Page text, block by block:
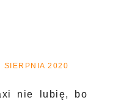
SIERPNIA 2020
nie lubię, bo